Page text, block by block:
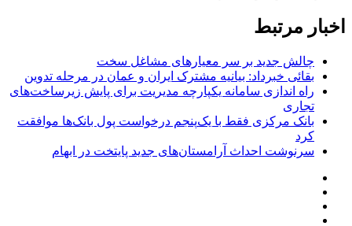
اخبار مرتبط
چالش جدید بر سر معیارهای مشاغل سخت
بقائی خبرداد: بیانیه مشترک ایران و عمان در مرحله تدوین
راه اندازی سامانه یکپارچه مدیریت برای پایش زیرساخت‌های
تجاری
بانک مرکزی فقط با یک‌‎پنجم درخواست پول بانک‌ها موافقت
کرد
سرنوشت احداث آرامستان‌های جدید پایتخت در ابهام